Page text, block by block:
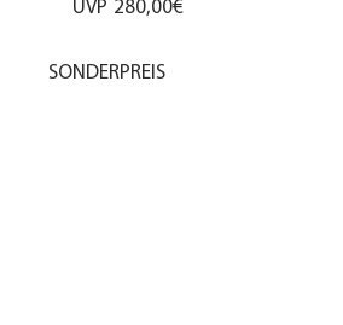
UVP 280,00€
SONDERPREIS